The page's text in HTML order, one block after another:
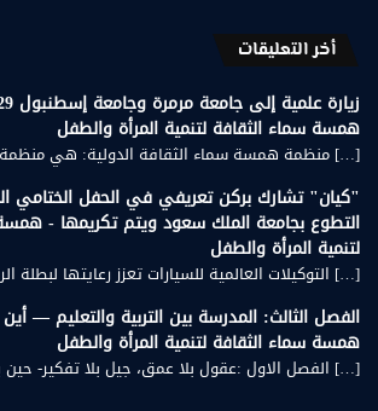
أخر التعليقات
همسة سماء الثقافة لتنمية المرأة والطفل
[…] منظمة همسة سماء الثقافة الدولية: هي
"كيان" تشارك بركن تعريفي في الحفل الختامي
التطوع بجامعة الملك سعود ويتم تكريمها -
لتنمية المرأة والطفل
[…] التوكيلات العالمية للسيارات تعزز رعايتها لبطلة
الفصل الثالث: المدرسة بين التربية والتعليم —
همسة سماء الثقافة لتنمية المرأة والطفل
[…] الفصل الاول :عقول بلا عمق، جيل بلا تفكير-